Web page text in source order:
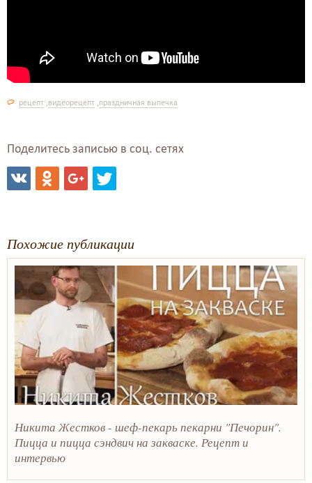
рецепт видеорецепт праздничная выпечка
Поделитесь записью в соц. сетях
Похожие публикации
Никита Жестков - шеф-пекарь пекарни "Печорин".
Пицца и пицца сэндвич на закваске. Рецепт и
интервью